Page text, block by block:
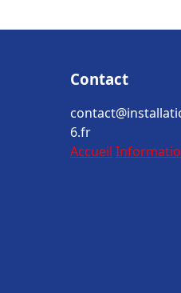
Contact
6.fr
Accueil